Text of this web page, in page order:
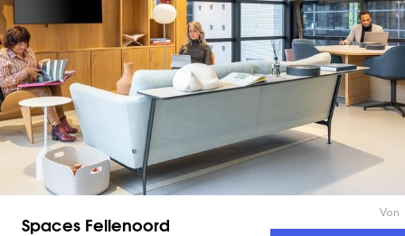
Spaces Fellenoord Von